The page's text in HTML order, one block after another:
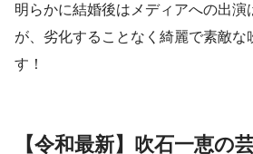
明らかに結婚後はメディアへの出演
が、劣化することなく綺麗で素敵な
す！
【令和最新】吹石一恵の